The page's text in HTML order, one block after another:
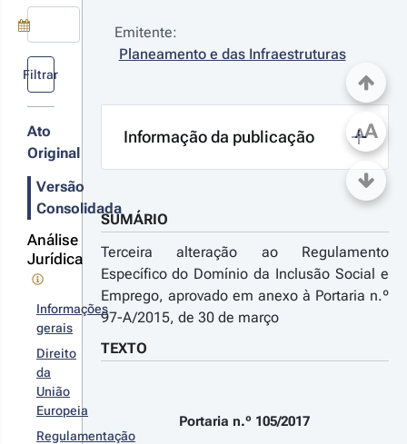
à quarta
do
do
de
ao
Emprego,
n.º
2017, de 10 de
na sua
atual
detalhes das
05-22
n.º
2020 - 1.ª
à terceira
ao
que
o Sistema de
ao
Emprego
aprovado
Portaria n.º
2017, de 10 de
detalhes das
06-20
Use a tecla de seta para baixo para abrir o calendário; Use as
Filtrar
Ato
Original
Versão
Consolidada
Análise
Jurídica
Informações
gerais
Direito
da
União
Europeia
Regulamentação
Emitente:
Planeamento e das Infraestruturas
Informação da publicação
SUMÁRIO
Terceira alteração ao Regulamento
Específico do Domínio da Inclusão Social e
Emprego, aprovado em anexo à Portaria n.º
97-A/2015, de 30 de março
TEXTO
Portaria n.º 105/2017
AA